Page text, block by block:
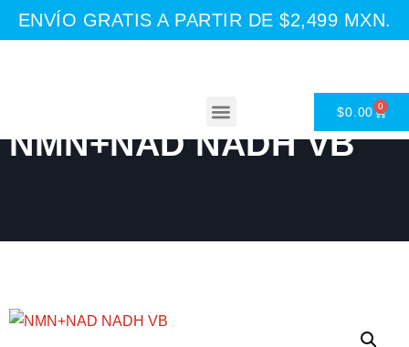
ENVÍO GRATIS A PARTIR DE $2,499 MXN.
$0.00 0
NMN+NAD NADH VB